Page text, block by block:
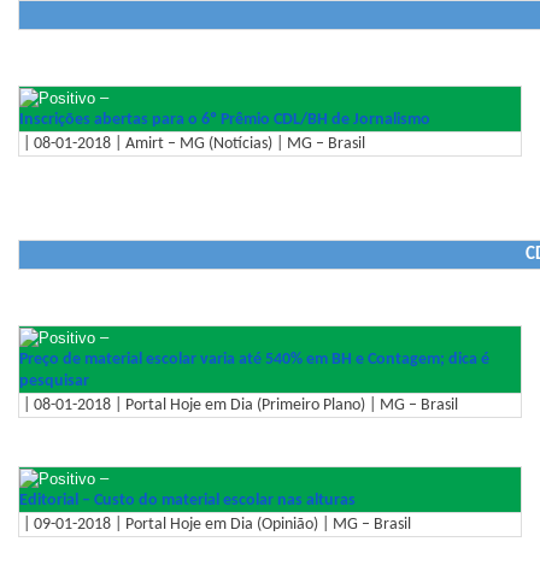
–
Inscrições abertas para o 6º Prêmio CDL/BH de Jornalismo
| 08-01-2018 | Amirt – MG (Notícias) | MG – Brasil
–
Preço de material escolar varia até 540% em BH e Contagem; dica é
pesquisar
| 08-01-2018 | Portal Hoje em Dia (Primeiro Plano) | MG – Brasil
–
Editorial – Custo do material escolar nas alturas
| 09-01-2018 | Portal Hoje em Dia (Opinião) | MG – Brasil